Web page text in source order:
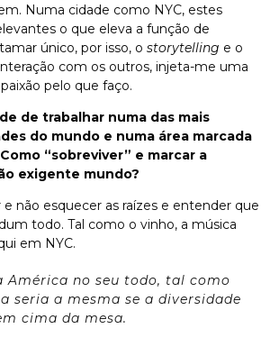
Numa cidade como NYC, estes
o que eleva a função de
único, por isso, o storytelling e o
com os outros, injeta-me uma
pelo que faço.
de trabalhar numa das mais
do mundo e numa área marcada
“sobreviver” e marcar a
exigente mundo?
não esquecer as raízes e entender que
todo. Tal como o vinho, a música
em NYC.
América no seu todo, tal como
seria a mesma se a diversidade
cima da mesa.